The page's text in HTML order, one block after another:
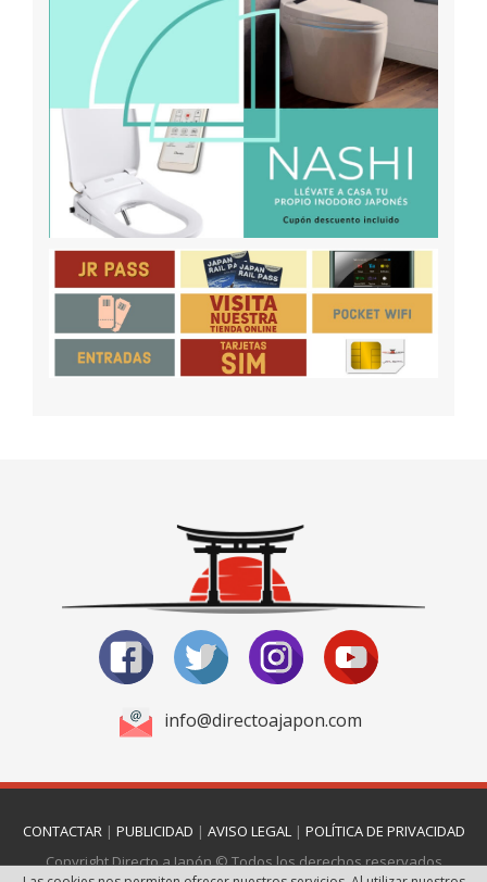
info@directoajapon.com
CONTACTAR| PUBLICIDAD | AVISO LEGAL| POLÍTICA DE PRIVACIDAD
Copyright Directo a Japón © Todos los derechos reservados